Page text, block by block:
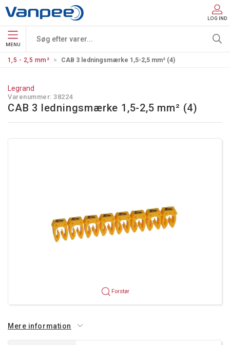
LOG IND
MENU
1,5 - 2,5 mm² CAB 3 ledningsmærke 1,5-2,5 mm² (4)
Legrand
Varenummer:38224
CAB 3 ledningsmærke 1,5-2,5 mm² (4)
Forstør
Mere information